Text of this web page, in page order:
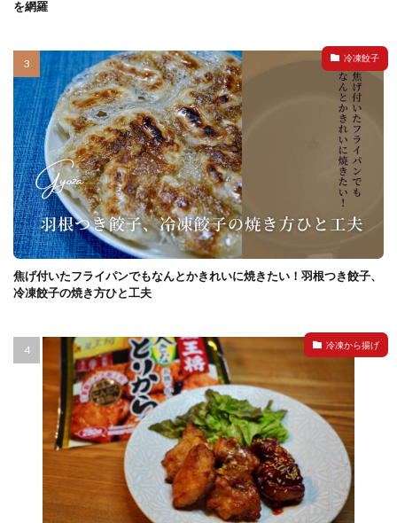
を網羅
冷凍餃子
焦げ付いたフライパンでもなんとかきれいに焼きたい！羽根つき餃子、
冷凍餃子の焼き方ひと工夫
冷凍から揚げ